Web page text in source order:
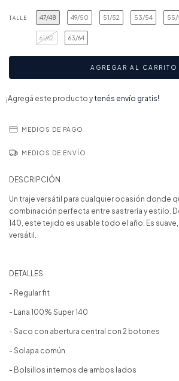
TALLE 47/48 49/50 51/52 53/54 55/
61/62 63/64
¡Agregá este producto ytenés envío gratis!
MEDIOS DE PAGO
MEDIOS DE ENVÍO
DESCRIPCIÓN
Un traje versátil para cualquier ocasión donde
combinación perfecta entre sastrería y estilo.
140, este tejido es usable todo el año. Es
versátil.
DETALLES
- Regular fit
- Lana 100% Super 140
- Saco con abertura central con 2 botones
- Solapa común
- Bolsillos internos de ambos lados